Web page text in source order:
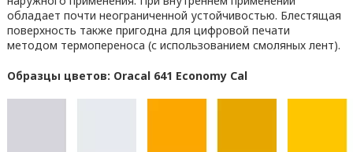
обладает почти неограниченной устойчивостью. Блестящая
поверхность также пригодна для цифровой печати
методом термопереноса (с использованием смоляных лент).
Образцы цветов: Oracal 641 Economy Cal